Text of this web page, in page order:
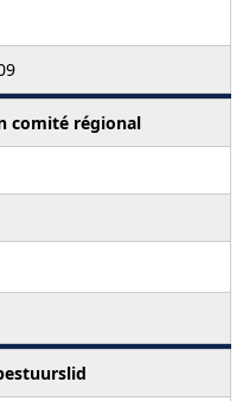
comité régional